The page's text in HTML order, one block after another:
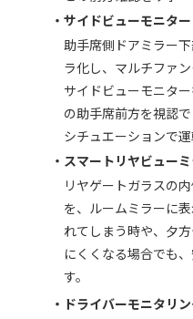
・サイドビューモニター
助手席側ドアミラー
ラ化し、マルチファ
サイドビューモニタ
の助手席前方を視認
シチュエーションで運
・スマートリヤビュー
リヤゲートガラスの
を、ルームミラーに
れてしまう時や、夕
にくくなる場合でも
す。
・ドライバーモニタリ